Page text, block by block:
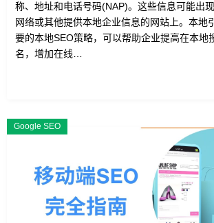
称、地址和电话号码(NAP)。这些信息可能出
网络或其他提供本地企业信息的网站上。本地
要的本地SEO策略，可以帮助企业提高在本地
名，增加在线…
Google SEO